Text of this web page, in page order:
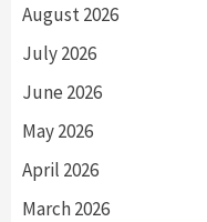
August 2026
July 2026
June 2026
May 2026
April 2026
March 2026